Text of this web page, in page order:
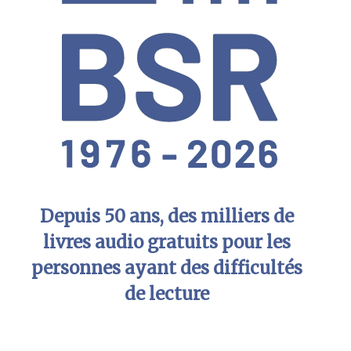
Depuis 50 ans, des milliers de
livres audio gratuits pour les
personnes ayant des difficultés
de lecture